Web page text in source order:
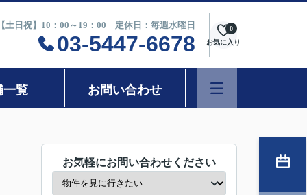
土日祝】10：00～19：00 定休日：毎週水曜日
03-5447-6678 お気に入り
0
一覧 お問い合わせ
お気軽にお問い合わせください